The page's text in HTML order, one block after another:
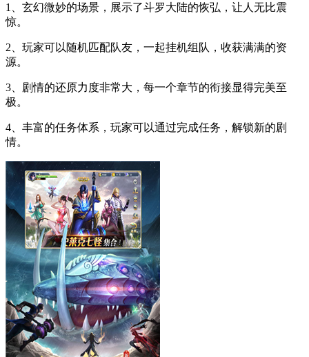
1、玄幻微妙的场景，展示了斗罗大陆的恢弘，让人无比震
惊。
2、玩家可以随机匹配队友，一起挂机组队，收获满满的资
源。
3、剧情的还原力度非常大，每一个章节的衔接显得完美至
极。
4、丰富的任务体系，玩家可以通过完成任务，解锁新的剧
情。